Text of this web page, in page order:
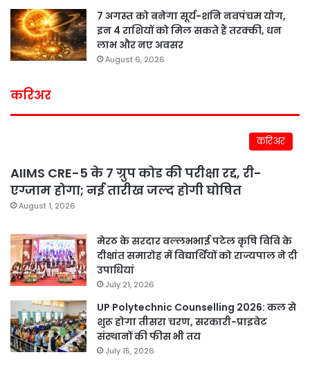
7 अगस्त को बनेगा सूर्य-शनि नवपंचम योग,
इन 4 राशियों को मिल सकते हैं तरक्की, धन
लाभ और नए अवसर
August 6, 2026
करिअर
करिअर
AIIMS CRE-5 के 7 ग्रुप कोड की परीक्षा रद्द, री-
एग्जाम होगा; नई तारीख जल्द होगी घोषित
August 1, 2026
मेरठ के सरदार वल्लभभाई पटेल कृषि विवि के
दीक्षांत समारोह में विद्यार्थियों को राज्यपाल ने दी
उपाधियां
July 21, 2026
UP Polytechnic Counselling 2026: कल से
शुरू होगा तीसरा चरण, सरकारी-प्राइवेट
संस्थानों की फीस भी तय
July 15, 2026